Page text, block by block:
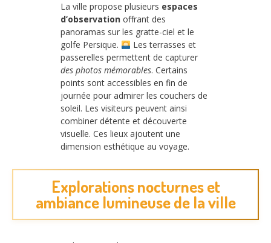
La ville propose plusieurs espaces
d’observation offrant des
panoramas sur les gratte-ciel et le
golfe Persique.
Les terrasses et
passerelles permettent de capturer
des photos mémorables. Certains
points sont accessibles en fin de
journée pour admirer les couchers de
soleil. Les visiteurs peuvent ainsi
combiner détente et découverte
visuelle. Ces lieux ajoutent une
dimension esthétique au voyage.
Explorations nocturnes et
ambiance lumineuse de la ville